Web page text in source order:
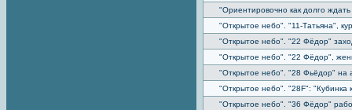
"Ориентировочно как долго
"Открытое небо". "11-Татьяна",
"Открытое небо". "22 Фёдор"
"Открытое небо". "22 Фёдор",
"Открытое небо". "28 Фьёдор" на
"Открытое небо". "28F": "Кубинка
"Открытое небо". "36 Фёдор"